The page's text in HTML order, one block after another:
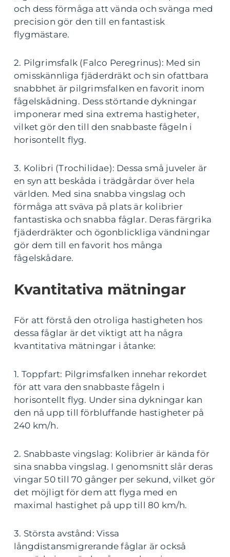
och dess förmåga att vända och svänga med
precision gör den till en fantastisk
flygmästare.
2. Pilgrimsfalk (Falco Peregrinus): Med sin
omisskännliga fjäderdräkt och sin ofattbara
snabbhet är pilgrimsfalken en favorit inom
fågelskådning. Dess störtande dykningar
imponerar med sina extrema hastigheter,
vilket gör den till den snabbaste fågeln i
horisontellt flyg.
3. Kolibri (Trochilidae): Dessa små juveler är
en syn att beskåda i trädgårdar över hela
världen. Med sina snabba vingslag och
förmåga att sväva på plats är kolibrier
fantastiska och snabba fåglar. Deras färgrika
fjäderdräkter och ögonblickliga vändningar
gör dem till en favorit hos många
fågelskådare.
Kvantitativa mätningar
För att förstå den otroliga hastigheten hos
dessa fåglar är det viktigt att ha några
kvantitativa mätningar i åtanke:
1. Toppfart: Pilgrimsfalken innehar rekordet
för att vara den snabbaste fågeln i
horisontellt flyg. Under sina dykningar kan
den nå upp till förbluffande hastigheter på
240 km/h.
2. Snabbaste vingslag: Kolibrier är kända för
sina snabba vingslag. I genomsnitt slår deras
vingar 50 till 70 gånger per sekund, vilket gör
det möjligt för dem att flyga med en
maximal hastighet på upp till 80 km/h.
3. Största avstånd: Vissa
långdistansmigrerande fåglar är också